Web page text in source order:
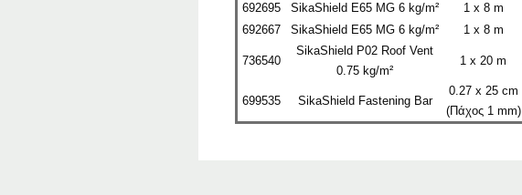
692695 SikaShield E65 MG 6 kg/m² 1 x 8 m
692667
SikaShield E65 MG 6 kg/m² 1 x 8 m
736540
SikaShield P02 Roof Vent
0.75 kg/m²
1 x 20 m
699535 SikaShield Fastening Bar
0.27 x 25 cm
(Πάχος 1 mm)